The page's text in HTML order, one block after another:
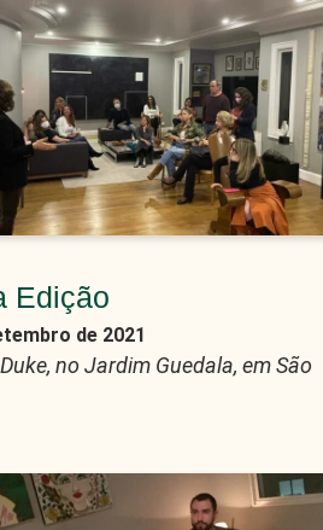
Edição
de 2021
no Jardim Guedala, em São